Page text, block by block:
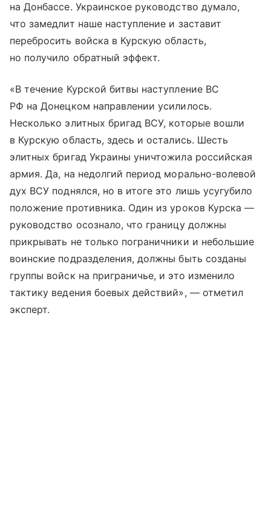
на Донбассе. Украинское руководство думало,
что замедлит наше наступление и заставит
перебросить войска в Курскую область,
но получило обратный эффект.
«В течение Курской битвы наступление ВС
РФ на Донецком направлении усилилось.
Несколько элитных бригад ВСУ, которые вошли
в Курскую область, здесь и остались. Шесть
элитных бригад Украины уничтожила российская
армия. Да, на недолгий период морально-волевой
дух ВСУ поднялся, но в итоге это лишь усугубило
положение противника. Один из уроков Курска —
руководство осознало, что границу должны
прикрывать не только пограничники и небольшие
воинские подразделения, должны быть созданы
группы войск на приграничье, и это изменило
тактику ведения боевых действий», — отметил
эксперт.